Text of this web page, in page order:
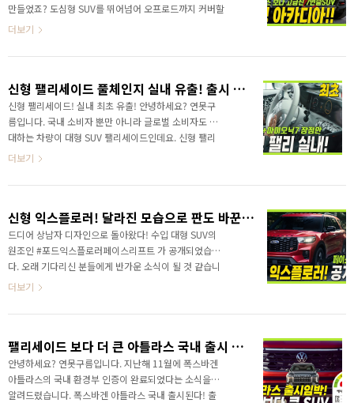
만들었죠? 도심형 SUV를 뛰어넘어 오프로드까지 커버할
수 있는 신형 트래버스는 아빠들이 꿈꾸는 대형 SUV입니
있죠? 바로 GM의 고급 상용차 브랜드인 GMC 에서 신형
디아! 트래버스 보다 고급스러운 SUV 15인치의 세로형
인포테인먼트 전륜 구동력의 끝판왕 기술인 트윈 클러치
오프로드 전용 서스펜션이 제공되며 3열 전동식 폴딩 16
개의 보스 프리미엄 스피커를 포함해서 노이즈 캔슬링 기
요! 5900만원에 시작합니다. 고급 대형 SUV가..
더보기
신형 팰리세이드 풀체인지 실내 유출! 출시 앞당기나? 싼타페+아이오닉7
신형 팰리세이드! 실내 최초 유출! 안녕하세요? 연못구
름입니다. 국내 소비자 뿐만 아니라 글로벌 소비자도 기
대하는 차량이 대형 SUV 팰리세이드인데요. 신형 팰리
세이드의 실내가 처음으로 유출되었습니다. 이미 해외
에서도 익숙한 CARSCOOPS.COM를 포함해서 다양한
간은 기존 #팰리세이드 다르고 #싼타페 #아이오닉7 을
닮았습니다. 영상으로 정확한 정보를 가장 먼저 만나보
세요!
더보기
신형 익스플로러! 달라진 모습으로 판도 바꾼다! 7인승 대형 SUV!
드디어 상남자 디자인으로 돌아왔다! 수입 대형 SUV의
원조인 #포드익스플로러페이스리프트 가 공개되었습니
다. 오래 기다리신 분들에게 반가운 소식이 될 것 같습니
다. 지금 부터 새로운 익스플로러를 만나보세요! 채널에
출시된 소식을 알려드렸습니다. 국내에서 워낙 많은 관심
여주셨고... 일부분들은 이 차량은 국내에 출시되지 않는
다고 선을 긋고 댓글로 알려주셨는데요. 영상으로 정확한
정보를 가장 먼저 만나보세요!
더보기
팰리세이드 보다 더 큰 아틀라스 국내 출시 임박! 제원&파워트레인&연비
안녕하세요? 연못구름입니다. 지난해 11월에 폭스바겐
아틀라스의 국내 환경부 인증이 완료되었다는 소식을
알려드렸습니다. 폭스바겐 아틀라스 국내 출시된다! 출